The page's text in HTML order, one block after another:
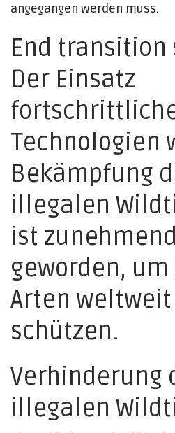
angegangen werden muss.
End transition
Der Einsatz
Technologien
Bekämpfung
illegalen
ist
geworden,
Arten weltweit
schützen.
Verhinderung
illegalen